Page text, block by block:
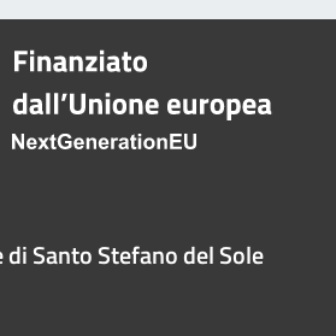
di Santo Stefano del Sole